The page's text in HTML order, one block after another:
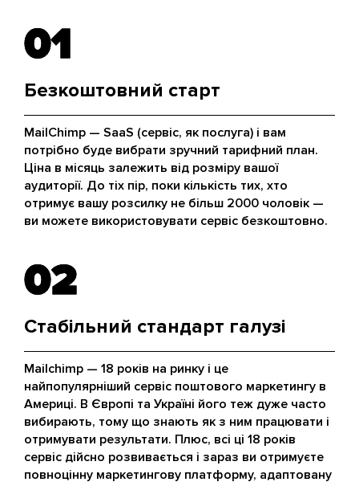
01
01
Безкоштовний старт
MailChimp — SaaS (сервіс, як послуга) і вам
потрібно буде вибрати зручний тарифний план.
Ціна в місяць залежить від розміру вашої
аудиторії. До тіх пір, поки кількість тих, хто
отримує вашу розсилку не більш 2000 чоловік —
ви можете використовувати сервіс безкоштовно.
02
02
Стабільний стандарт галузі
Mailchimp — 18 років на ринку і це
найпопулярніший сервіс поштового маркетингу в
Америці. В Європі та Україні його теж дуже часто
вибирають, тому що знають як з ним працювати і
отримувати результати. Плюс, всі ці 18 років
сервіс дійсно розвивається і зараз ви отримуєте
повноцінну маркетингову платформу, адаптовану